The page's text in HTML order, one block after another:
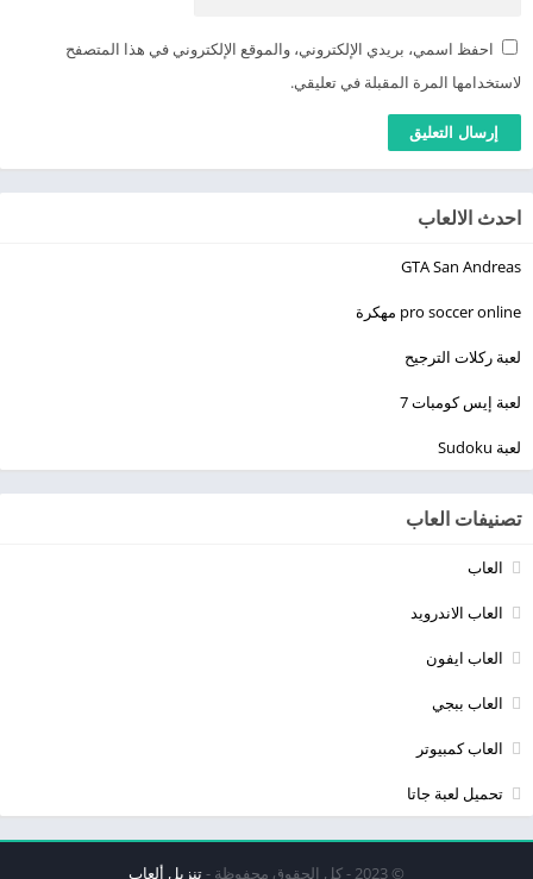
احفظ اسمي، بريدي الإلكتروني، والموقع الإلكتروني في هذا المتصفح
لاستخدامها المرة المقبلة في تعليقي.
احدث الالعاب
GTA San Andreas
pro soccer online مهكرة
لعبة ركلات الترجيح
لعبة إيس كومبات 7
لعبة Sudoku
تصنيفات العاب
العاب
العاب الاندرويد
العاب ايفون
العاب ببجي
العاب كمبيوتر
تحميل لعبة جاتا
© 2023 - كل الحقوق محفوظة - تنزيل ألعاب